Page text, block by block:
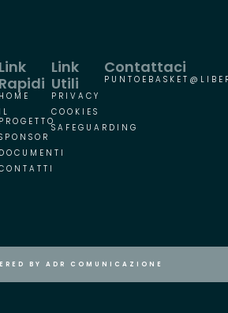
Link
Utili
PRIVACY
COOKIES
SAFEGUARDING
Link
Rapidi
HOME
IL
PROGETTO
DOCUMENTI
Contattaci
BY ADR COMUNICAZIONE